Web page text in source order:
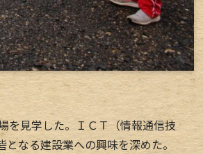
を見学した。ＩＣＴ（情報通信技
なる建設業への興味を深めた。